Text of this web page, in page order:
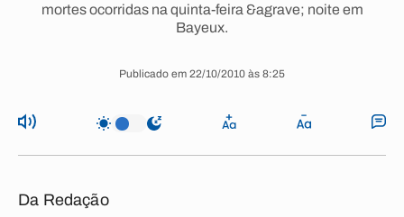
mortes ocorridas na quinta-feira &agrave; noite em
Bayeux.
Publicado em 22/10/2010 às 8:25
Da Redação